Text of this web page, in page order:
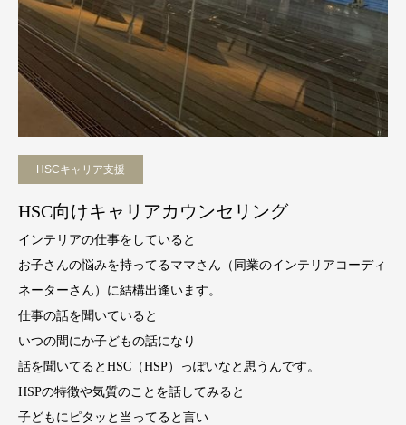
HSCキャリア支援
HSC向けキャリアカウンセリング
インテリアの仕事をしていると
お子さんの悩みを持ってるママさん（同業のインテリアコーディ
ネーターさん）に結構出逢います。
仕事の話を聞いていると
いつの間にか子どもの話になり
話を聞いてるとHSC（HSP）っぽいなと思うんです。
HSPの特徴や気質のことを話してみると
子どもにピタッと当ってると言い